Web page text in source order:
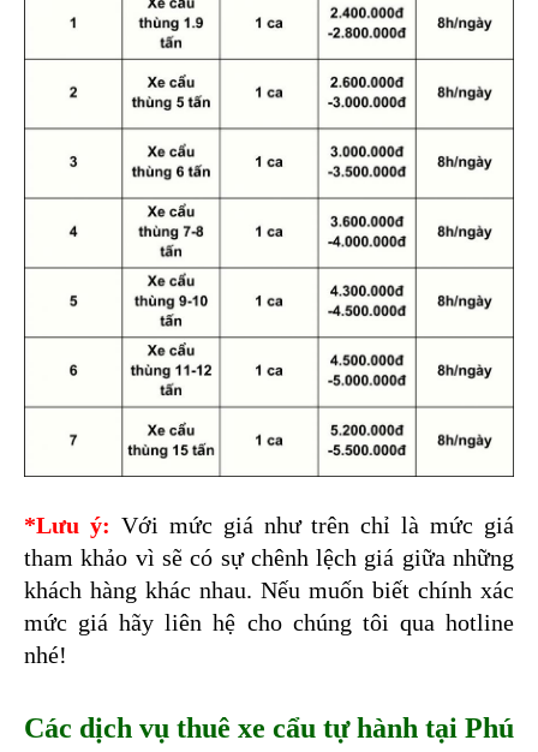
*Lưu ý: Với mức giá như trên chỉ là mức giá
tham khảo vì sẽ có sự chênh lệch giá giữa những
khách hàng khác nhau. Nếu muốn biết chính xác
mức giá hãy liên hệ cho chúng tôi qua hotline
nhé!
Các dịch vụ thuê xe cẩu tự hành tại Phú